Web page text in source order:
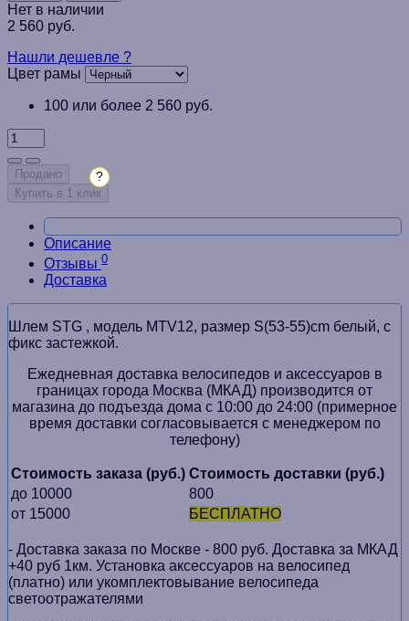
Нет в наличии
2 560 руб.
Нашли дешевле ?
Цвет рамы
100 или более 2 560 руб.
Продано
Купить в 1 клик
?
Описание
Отзывы 0
Доставка
Шлем STG , модель MTV12, размер S(53-55)cm белый, с
фикс застежкой.
Ежедневная доставка велосипедов и аксессуаров в
границах города Москва (МКАД) производится от
магазина до подъезда дома с 10:00 до 24:00 (примерное
время доставки согласовывается с менеджером по
телефону)
Стоимость заказа (руб.) Стоимость доставки (руб.)
до 10000
800
от 15000
БЕСПЛАТНО
- Доставка заказа по Москве - 800 руб. Доставка за МКАД
+40 руб 1км. Установка аксессуаров на велосипед
(платно) или укомплектовывание велосипеда
светоотражателями